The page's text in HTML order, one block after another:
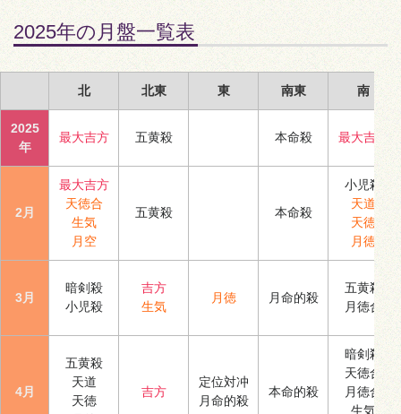
2025年の月盤一覧表
北 北東 東 南東 南
2025
年
最大吉方 五黄殺 本命殺 最大吉方
2月
最大吉方
天徳合
生気
月空
五黄殺 本命殺
小児殺
天道
天徳
月徳
3月
暗剣殺
小児殺
吉方
生気
月徳 月命的殺
五黄殺
月徳合
4月
五黄殺
天道
天徳
吉方
定位対冲
月命的殺
本命的殺
暗剣殺
天徳合
月徳合
生気